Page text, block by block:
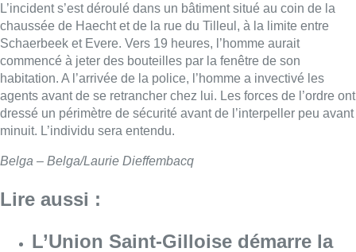
L’incident s’est déroulé dans un bâtiment situé au coin de la
chaussée de Haecht et de la rue du Tilleul, à la limite entre
Schaerbeek et Evere. Vers 19 heures, l’homme aurait
commencé à jeter des bouteilles par la fenêtre de son
habitation. A l’arrivée de la police, l’homme a invectivé les
agents avant de se retrancher chez lui. Les forces de l’ordre ont
dressé un périmètre de sécurité avant de l’interpeller peu avant
minuit. L’individu sera entendu.
Belga – Belga/Laurie Dieffembacq
Lire aussi :
L’Union Saint-Gilloise démarre la